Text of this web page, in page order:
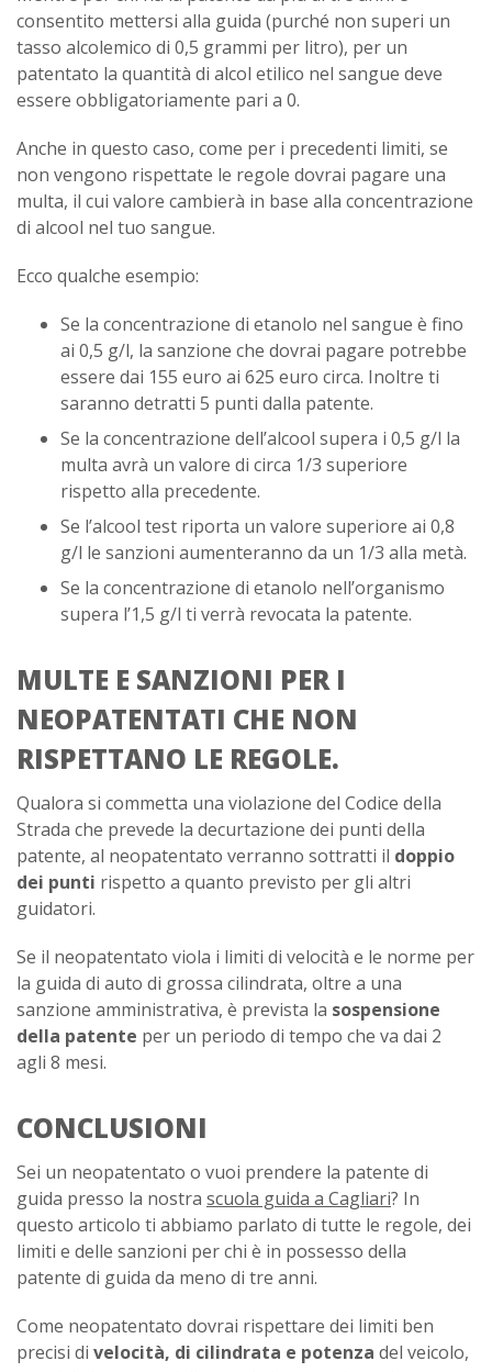
consentito mettersi alla guida (purché non superi un
tasso alcolemico di 0,5 grammi per litro), per un
patentato la quantità di alcol etilico nel sangue deve
essere obbligatoriamente pari a 0.
Anche in questo caso, come per i precedenti limiti, se
non vengono rispettate le regole dovrai pagare una
multa, il cui valore cambierà in base alla concentrazione
di alcool nel tuo sangue.
Ecco qualche esempio:
Se la concentrazione di etanolo nel sangue è fino
ai 0,5 g/l, la sanzione che dovrai pagare potrebbe
essere dai 155 euro ai 625 euro circa. Inoltre ti
saranno detratti 5 punti dalla patente.
Se la concentrazione dell’alcool supera i 0,5 g/l la
multa avrà un valore di circa 1/3 superiore
rispetto alla precedente.
Se l’alcool test riporta un valore superiore ai 0,8
g/l le sanzioni aumenteranno da un 1/3 alla metà.
Se la concentrazione di etanolo nell’organismo
supera l’1,5 g/l ti verrà revocata la patente.
MULTE E SANZIONI PER I
NEOPATENTATI CHE NON
RISPETTANO LE REGOLE.
Qualora si commetta una violazione del Codice della
Strada che prevede la decurtazione dei punti della
patente, al neopatentato verranno sottratti il doppio
dei punti rispetto a quanto previsto per gli altri
guidatori.
Se il neopatentato viola i limiti di velocità e le norme per
la guida di auto di grossa cilindrata, oltre a una
sanzione amministrativa, è prevista la sospensione
della patente per un periodo di tempo che va dai 2
agli 8 mesi.
CONCLUSIONI
Sei un neopatentato o vuoi prendere la patente di
guida presso la nostra scuola guida a Cagliari? In
questo articolo ti abbiamo parlato di tutte le regole, dei
limiti e delle sanzioni per chi è in possesso della
patente di guida da meno di tre anni.
Come neopatentato dovrai rispettare dei limiti ben
precisi di velocità, di cilindrata e potenza del veicolo,